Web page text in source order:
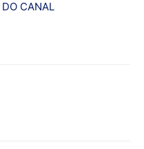
CANAL